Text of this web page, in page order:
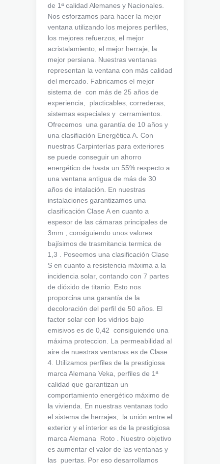
de 1ª calidad Alemanes y Nacionales.
Nos esforzamos para hacer la mejor
ventana utilizando los mejores perfiles,
los mejores refuerzos, el mejor
acristalamiento, el mejor herraje, la
mejor persiana. Nuestras ventanas
representan la ventana con más calidad
del mercado. Fabricamos el mejor
sistema de con más de 25 años de
experiencia, placticables, correderas,
sistemas especiales y cerramientos.
Ofrecemos una garantía de 10 años y
una clasifiación Energética A. Con
nuestras Carpinterías para exteriores
se puede conseguir un ahorro
energético de hasta un 55% respecto a
una ventana antigua de más de 30
años de intalación. En nuestras
instalaciones garantizamos una
clasificación Clase A en cuanto a
espesor de las cámaras principales de
3mm , consiguiendo unos valores
bajísimos de trasmitancia termica de
1,3 . Poseemos una clasificación Clase
S en cuanto a resistencia máxima a la
incidencia solar, contando con 7 partes
de dióxido de titanio. Esto nos
proporcina una garantía de la
decoloración del perfil de 50 años. El
factor solar con los vidrios bajo
emisivos es de 0,42 consiguiendo una
máxima proteccion. La permeabilidad al
aire de nuestras ventanas es de Clase
4. Utilizamos perfiles de la prestigiosa
marca Alemana Veka, perfiles de 1ª
calidad que garantizan un
comportamiento energético máximo de
la vivienda. En nuestras ventanas todo
el sistema de herrajes, la unión entre el
exterior y el interior es de la prestigiosa
marca Alemana Roto . Nuestro objetivo
es aumentar el valor de las ventanas y
las puertas. Por eso desarrollamos